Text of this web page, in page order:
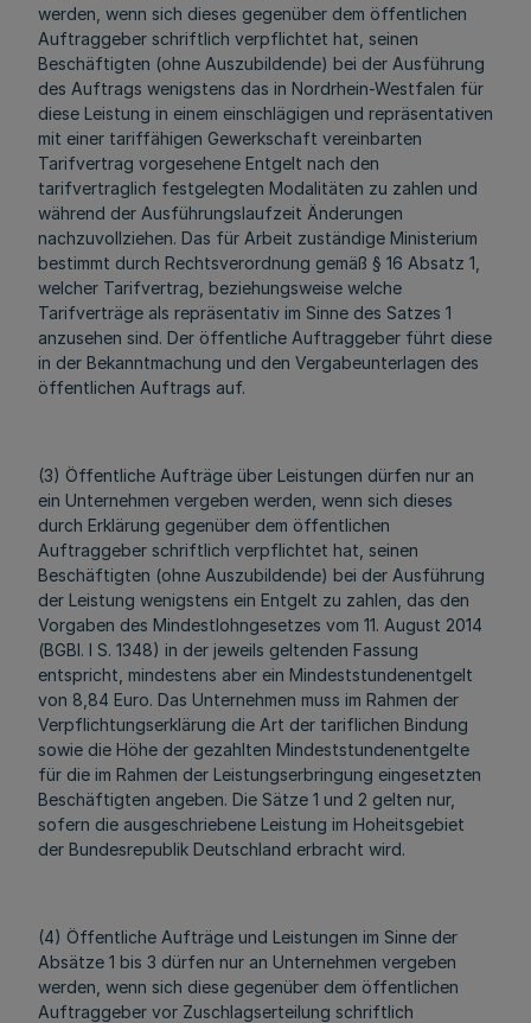
werden, wenn sich dieses gegenüber dem öffentlichen
Auftraggeber schriftlich verpflichtet hat, seinen
Beschäftigten (ohne Auszubildende) bei der Ausführung
des Auftrags wenigstens das in Nordrhein-Westfalen für
diese Leistung in einem einschlägigen und repräsentativen
mit einer tariffähigen Gewerkschaft vereinbarten
Tarifvertrag vorgesehene Entgelt nach den
tarifvertraglich festgelegten Modalitäten zu zahlen und
während der Ausführungslaufzeit Änderungen
nachzuvollziehen. Das für Arbeit zuständige Ministerium
bestimmt durch Rechtsverordnung gemäß § 16 Absatz 1,
welcher Tarifvertrag, beziehungsweise welche
Tarifverträge als repräsentativ im Sinne des Satzes 1
anzusehen sind. Der öffentliche Auftraggeber führt diese
in der Bekanntmachung und den Vergabeunterlagen des
öffentlichen Auftrags auf.
(3) Öffentliche Aufträge über Leistungen dürfen nur an
ein Unternehmen vergeben werden, wenn sich dieses
durch Erklärung gegenüber dem öffentlichen
Auftraggeber schriftlich verpflichtet hat, seinen
Beschäftigten (ohne Auszubildende) bei der Ausführung
der Leistung wenigstens ein Entgelt zu zahlen, das den
Vorgaben des Mindestlohngesetzes vom 11. August 2014
(BGBl. I S. 1348) in der jeweils geltenden Fassung
entspricht, mindestens aber ein Mindeststundenentgelt
von 8,84 Euro. Das Unternehmen muss im Rahmen der
Verpflichtungserklärung die Art der tariflichen Bindung
sowie die Höhe der gezahlten Mindeststundenentgelte
für die im Rahmen der Leistungserbringung eingesetzten
Beschäftigten angeben. Die Sätze 1 und 2 gelten nur,
sofern die ausgeschriebene Leistung im Hoheitsgebiet
der Bundesrepublik Deutschland erbracht wird.
(4) Öffentliche Aufträge und Leistungen im Sinne der
Absätze 1 bis 3 dürfen nur an Unternehmen vergeben
werden, wenn sich diese gegenüber dem öffentlichen
Auftraggeber vor Zuschlagserteilung schriftlich